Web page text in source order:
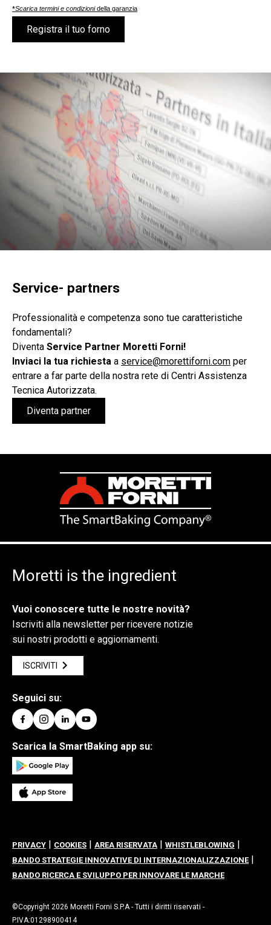
*Scarica termini e condizionidella garanzia
Registra il tuo forno
Service- partners
Professionalità e competenza sono tue caratteristiche
fondamentali?
Diventa Service Partner Moretti Forni!
Inviaci la tua richiesta a service@morettiforni.com per
entrare a far parte della nostra rete di Centri Assistenza
Tecnica Autorizzata.
Diventa partner
Moretti is the ingredient
Vuoi conoscere tutte le nostre novità?
Iscriviti alla newsletter per ricevere notizie
sui nostri prodotti e aggiornamenti.
ISCRIVITI
Seguici su:
Scarica la SmartBaking app su:
PRIVACY | COOKIES | AREA RISERVATA | WHISTLEBLOWING |
BANDO STRATEGIE INNOVATIVE DI INTERNAZIONALIZZAZIONE |
BANDO RICERCA E SVILUPPO PER INNOVARE LE MARCHE
©Copyright 2026 Moretti Forni S.P.A - Tutti i diritti riservati -
P.IVA:01298900414